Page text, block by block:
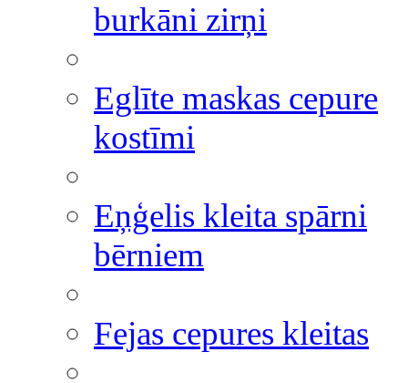
burkāni zirņi
Eglīte maskas cepure
kostīmi
Eņģelis kleita spārni
bērniem
Fejas cepures kleitas